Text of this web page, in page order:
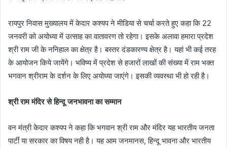
रायपुर निवास मुख्यालय में केदार कश्यप ने मीडिया से चर्चा करते हुए कहा कि 22
जनवरी को अयोध्या में उत्साह का वातावरण तो रहेगा। इसके अलावा हमारा प्रदेश
श्री राम जी के ननिहाल का क्षेत्र है। बस्तर दंडकारण्य क्षेत्र है। यहां भी कई तरह
के आयोजन किये जायेंगे। भविष्य में प्रदेश से हजारों लाखों की संख्या में राम भक्त
भगवान श्रीराम के दर्शन के लिए अयोध्या जाएंगे। इसकी व्यवस्था भी हो रही है।
श्री राम मंदिर से हिन्दू जनभावना का सम्मान
वन मंत्री केदार कश्यप ने कहा कि भगवान श्री राम और मंदिर यह भारतीय जनता
पार्टी या सरकार का विषय नही है। यह आम जनमानस, हिन्दू भावना और भारतीय